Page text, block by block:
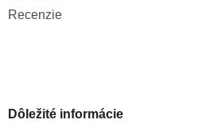
Recenzie
Dôležité informácie